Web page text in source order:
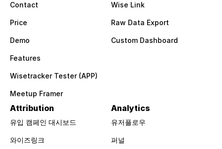
Contact
Price
Demo
Features
Wisetracker Tester (APP)
Meetup Framer
Wise Link
Raw Data Export
Custom Dashboard
Attribution
유입 캠페인 대시보드
와이즈링크
Analytics
유저플로우
퍼널